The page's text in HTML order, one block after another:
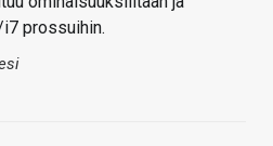
prossuihin.